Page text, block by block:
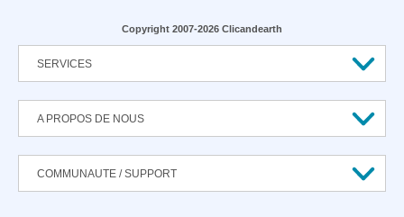
Copyright 2007-2026 Clicandearth
SERVICES
A PROPOS DE NOUS
COMMUNAUTE / SUPPORT